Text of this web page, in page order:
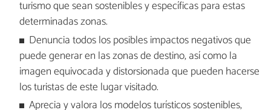
turismo que sean sostenibles y específicas para estas
determinadas zonas.
Denuncia todos los posibles impactos negativos que
puede generar en las zonas de destino, así como la
imagen equivocada y distorsionada que pueden hacerse
los turistas de este lugar visitado.
Aprecia y valora los modelos turísticos sostenibles,